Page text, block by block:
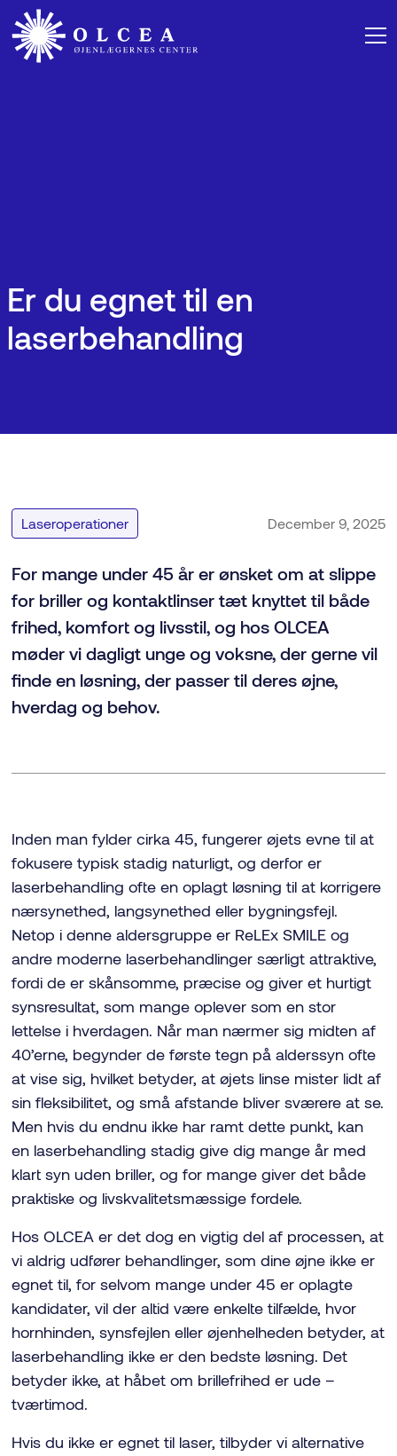
Er du egnet til en
laserbehandling
Laseroperationer December 9, 2025
For mange under 45 år er ønsket om at slippe
for briller og kontaktlinser tæt knyttet til både
frihed, komfort og livsstil, og hos OLCEA
møder vi dagligt unge og voksne, der gerne vil
finde en løsning, der passer til deres øjne,
hverdag og behov.
Inden man fylder cirka 45, fungerer øjets evne til at
fokusere typisk stadig naturligt, og derfor er
laserbehandling ofte en oplagt løsning til at korrigere
nærsynethed, langsynethed eller bygningsfejl.
Netop i denne aldersgruppe er ReLEx SMILE og
andre moderne laserbehandlinger særligt attraktive,
fordi de er skånsomme, præcise og giver et hurtigt
synsresultat, som mange oplever som en stor
lettelse i hverdagen. Når man nærmer sig midten af
40’erne, begynder de første tegn på alderssyn ofte
at vise sig, hvilket betyder, at øjets linse mister lidt af
sin fleksibilitet, og små afstande bliver sværere at se.
Men hvis du endnu ikke har ramt dette punkt, kan
en laserbehandling stadig give dig mange år med
klart syn uden briller, og for mange giver det både
praktiske og livskvalitetsmæssige fordele.
Hos OLCEA er det dog en vigtig del af processen, at
vi aldrig udfører behandlinger, som dine øjne ikke er
egnet til, for selvom mange under 45 er oplagte
kandidater, vil der altid være enkelte tilfælde, hvor
hornhinden, synsfejlen eller øjenhelheden betyder, at
laserbehandling ikke er den bedste løsning. Det
betyder ikke, at håbet om brillefrihed er ude –
tværtimod.
Hvis du ikke er egnet til laser, tilbyder vi alternative